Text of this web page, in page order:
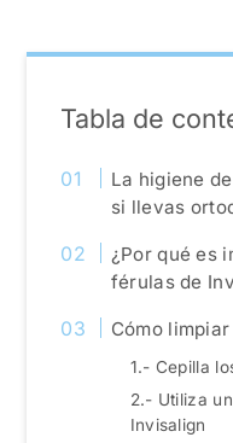
Tabla de
La higiene
si llevas
¿Por qué es
férulas de
Cómo
1.- Cepilla
2.- Utiliza
Invisalign